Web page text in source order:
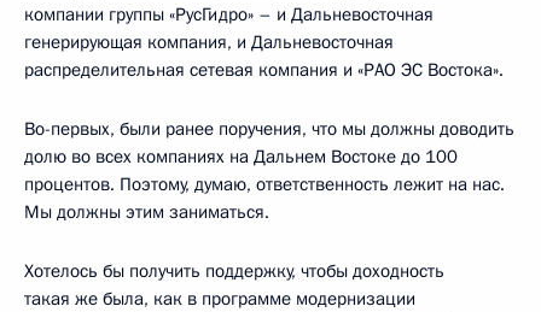
компании группы «РусГидро» – и Дальневосточная
генерирующая компания, и Дальневосточная
распределительная сетевая компания и «РАО ЭС Востока».
Во-первых, были ранее поручения, что мы должны доводить
долю во всех компаниях на Дальнем Востоке до 100
процентов. Поэтому, думаю, ответственность лежит на нас.
Мы должны этим заниматься.
Хотелось бы получить поддержку, чтобы доходность
такая же была, как в программе модернизации